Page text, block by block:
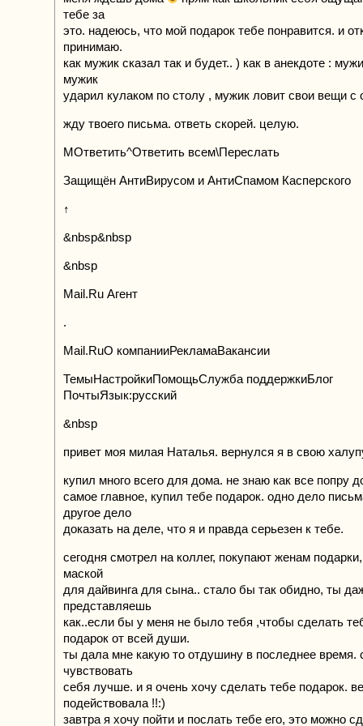
тебе за
это. надеюсь, что мой подарок тебе понравится. и
принимаю.
как мужик сказал так и будет.. ) как в анекдоте :
мужик
ударил кулаком по столу , мужик ловит свои вещи с
жду твоего письма. ответь скорей. целую.
MОтветить^Ответить всем\Переслать
Защищён АнтиВирусом и АнтиСпамом Касперского
↑
&nbsp&nbsp
&nbsp
Mail.Ru Агент
.
Mail.RuО компанииРекламаВакансии
ТемыНастройкиПомощьСлужба поддержкиБлог
ПочтыЯзык:русский
&nbsp
привет моя милая Наталья. вернулся я в свою
купил много всего для дома. не знаю как все попру
самое главное, купил тебе подарок. одно дело
другое дело
доказать на деле, что я и правда серьезен к тебе.
сегодня смотрел на коллег, покупают женам
маской
для дайвинга для сына.. стало бы так обидно, ты
представляешь
как..если бы у меня не было тебя ,чтобы сделать
подарок от всей души.
ты дала мне какую то отдушину в последнее время.
чувствовать
себя лучше. и я очень хочу сделать тебе подарок.
подействовала !!:)
завтра я хочу пойти и послать тебе его, это можно